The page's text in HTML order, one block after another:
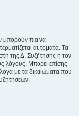
μπορούν πια να
αυτόματα. Τα
της Δ. Συζήτησης ή τον
λόγους. Μπορεί επίσης
με τα δικαιώματα που